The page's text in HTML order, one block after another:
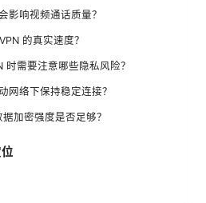
影响视频通话质量？
的真实速度？
时需要注意哪些隐私风险？
网络下保持稳定连接？
加密强度是否足够？